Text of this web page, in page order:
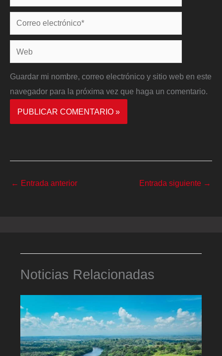
Correo
electrónico*
Web
Guardar mi nombre, correo electrónico y sitio web en este
navegador para la próxima vez que haga un comentario.
← Entrada anterior Entrada siguiente →
Noticias Relacionadas